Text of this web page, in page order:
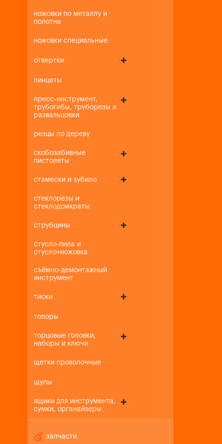
ножовки по металлу и
полотна
ножовки специальные
отвертки
пинцеты
пресс-инструмент,
трубогибы, труборезы и
развальцовки
резцы по дереву
скобозабивные
пистолеты
стамески и зубило
стеклорезы и
стеклодомкраты
струбцины
стусло-пила и
стусло+ножовка
съёмно-демонтажный
инструмент
тиски
топоры
торцовые головки,
наборы и ключи
щетки проволочные
щупы
ящики для инструмента,
сумки, органайзеры
+-
запчасти